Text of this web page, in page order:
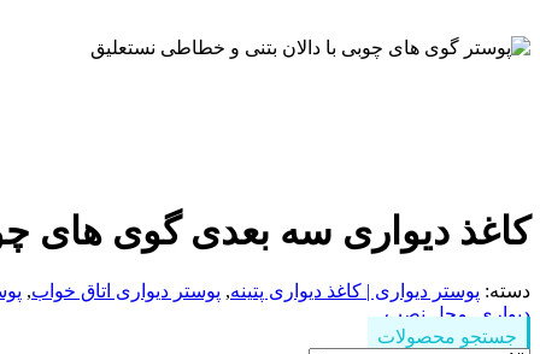
کاغذ دیواری سه بعدی گوی های
دسته: پوستر دیواری | کاغذ دیواری پتینه, پوستر دیواری اتاق خواب,
دیواری,محل نصب
جستجو محصولات